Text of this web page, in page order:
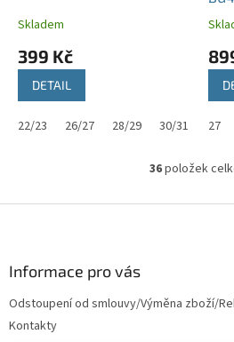
Skladem
399 Kč
DETAIL
22/23 26/27 28/29 30/31 32/33
27
O
l
p
36položek
Informace pro vás
Odstoupení od smlouvy/Výměna zboží/
Kontakty